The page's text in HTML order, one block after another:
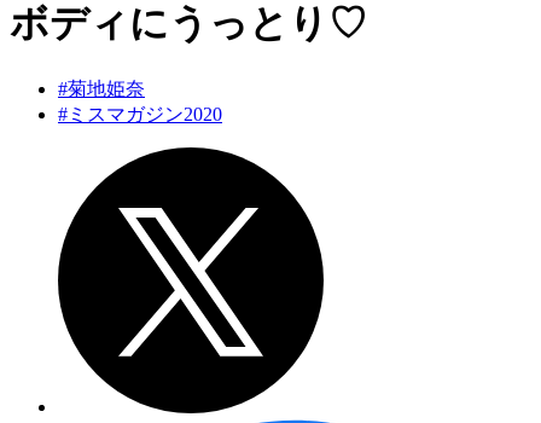
ボディにうっとり♡
#菊地姫奈
#ミスマガジン2020